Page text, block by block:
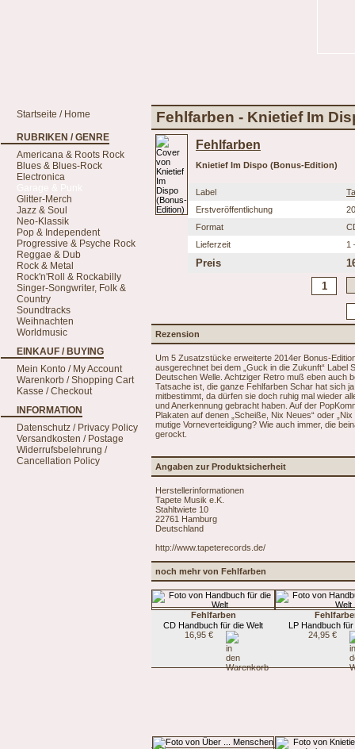
Startseite / Home
RUBRIKEN / GENRE
Americana & Roots Rock
Blues & Blues-Rock
Electronica
Glitter-Merch
Jazz & Soul
Neo-Klassik
Pop & Independent
Progressive & Psyche Rock
Reggae & Dub
Rock & Metal
Rock'n'Roll & Rockabilly
Singer-Songwriter, Folk &
Country
Soundtracks
Weihnachten
Worldmusic
EINKAUF / BUYING
Mein Konto / My Account
Warenkorb / Shopping Cart
Kasse / Checkout
INFORMATION
Datenschutz / Privacy Policy
Versandkosten / Postage
Widerrufsbelehrung /
Cancellation Policy
Fehlfarben - Knietief Im
Fehlfarben
Knietief Im Dispo (Bonus-Edition)
Label
Erstveröffentlichung
Format
Lieferzeit
1
Preis
Rezension
Um 5 Zusatzstücke erweiterte 2014er Bonus-
ausgerechnet bei dem „Guck in die Zukunft“ Label
Deutschen Welle. Achtziger Retro muß eben auch
Tatsache ist, die ganze Fehlfarben Schar hat sich
mitbestimmt, da dürfen sie doch ruhig mal wieder
und Anerkennung gebracht haben. Auf der
Plakaten auf denen „Scheiße, Nix Neues“ oder
mutige Vorneverteidigung? Wie auch immer, die
gerockt.
Angaben zur Produktsicherheit
Herstellerinformationen
Tapete Musik e.K.
Stahltwiete 10
22761 Hamburg
Deutschland
http://www.tapeterecords.de/
noch mehr von Fehlfarben
Fehlfarben
CD Handbuch für die Welt
16,95 €
LP Handbuch für
24,95 €